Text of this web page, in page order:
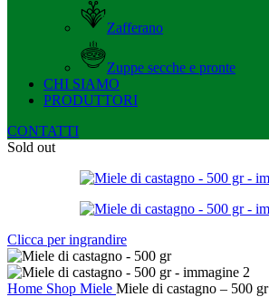
Zafferano
Zuppe secche e pronte
CHI SIAMO
PRODUTTORI
CONTATTI
Sold out
Clicca per ingrandire
Home Shop Miele Miele di castagno – 500 gr